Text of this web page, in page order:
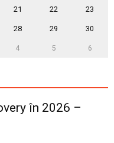
21 22 23
28 29 30
4 5 6
în 2026 –